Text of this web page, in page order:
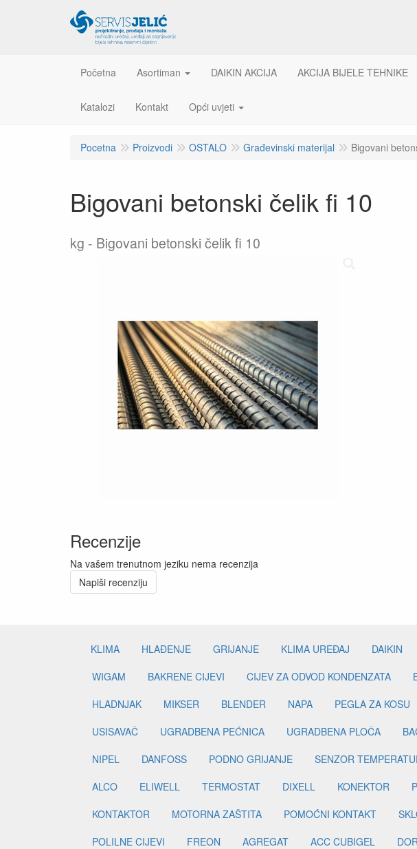
Početna Asortiman DAIKIN AKCIJA AKCIJA BIJELE TEHNIKE
Katalozi Kontakt Opći uvjeti
Pocetna Proizvodi OSTALO Građevinski materijal Bigovani
Bigovani betonski čelik fi 10
kg Bigovani betonski čelik fi 10
Recenzije
Na vašem trenutnom jeziku nema recenzija
Napiši recenziju
KLIMA HLAĐENJE GRIJANJE KLIMA UREĐAJ DAIKIN
WIGAM
BAKRENE CIJEVI CIJEV ZA ODVOD KONDENZATA
HLADNJAK
MIKSER BLENDER NAPA PEGLA ZA KOSU
USISAVAČ
UGRADBENA PEĆNICA UGRADBENA PLOČA
NIPEL
DANFOSS PODNO GRIJANJE SENZOR
ALCO
ELIWELL TERMOSTAT DIXELL KONEKTOR
KONTAKTOR
MOTORNA ZAŠTITA POMOĆNI KONTAKT
POLILNE CIJEVI
FREON AGREGAT ACC CUBIGEL